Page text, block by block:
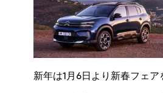
新年は1月6日より新春フェア